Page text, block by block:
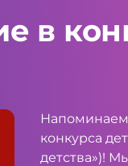
в
конкурса
детства»)!